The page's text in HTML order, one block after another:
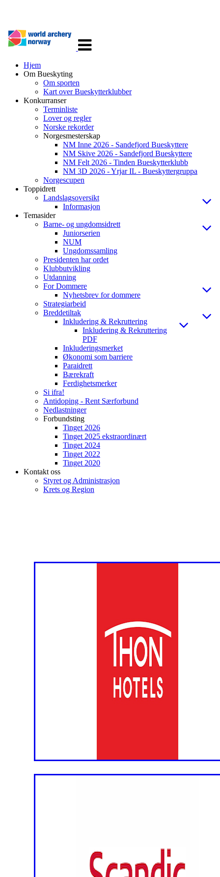
navigasjon
Hjem
Om Bueskyting
Om sporten
Kart over Bueskytterklubber
Konkurranser
Terminliste
Lover og regler
Norske rekorder
Norgesmesterskap
NM Inne 2026 - Sandefjord Bueskyttere
NM Skive 2026 - Sandefjord Bueskyttere
NM Felt 2026 - Tinden Bueskytterklubb
NM 3D 2026 - Yrjar IL - Bueskyttergruppa
Norgescupen
Toppidrett
Landslagsoversikt
Informasjon
Temasider
Barne- og ungdomsidrett
Juniorserien
NUM
Ungdomssamling
Presidenten har ordet
Klubbutvikling
Utdanning
For Dommere
Nyhetsbrev for dommere
Strategiarbeid
Breddetiltak
Inkludering & Rekruttering
Inkludering & Rekruttering
PDF
Inkluderingsmerket
Økonomi som barriere
Paraidrett
Bærekraft
Ferdighetsmerker
Si ifra!
Antidoping - Rent Særforbund
Nedlastninger
Forbundsting
Tinget 2026
Tinget 2025 ekstraordinært
Tinget 2024
Tinget 2022
Tinget 2020
Kontakt oss
Styret og Administrasjon
Krets og Region